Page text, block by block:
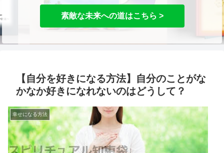
素敵な未来への道はこちら >
【自分を好きになる方法】自分のことがな
かなか好きになれないのはどうして？
幸せになる方法